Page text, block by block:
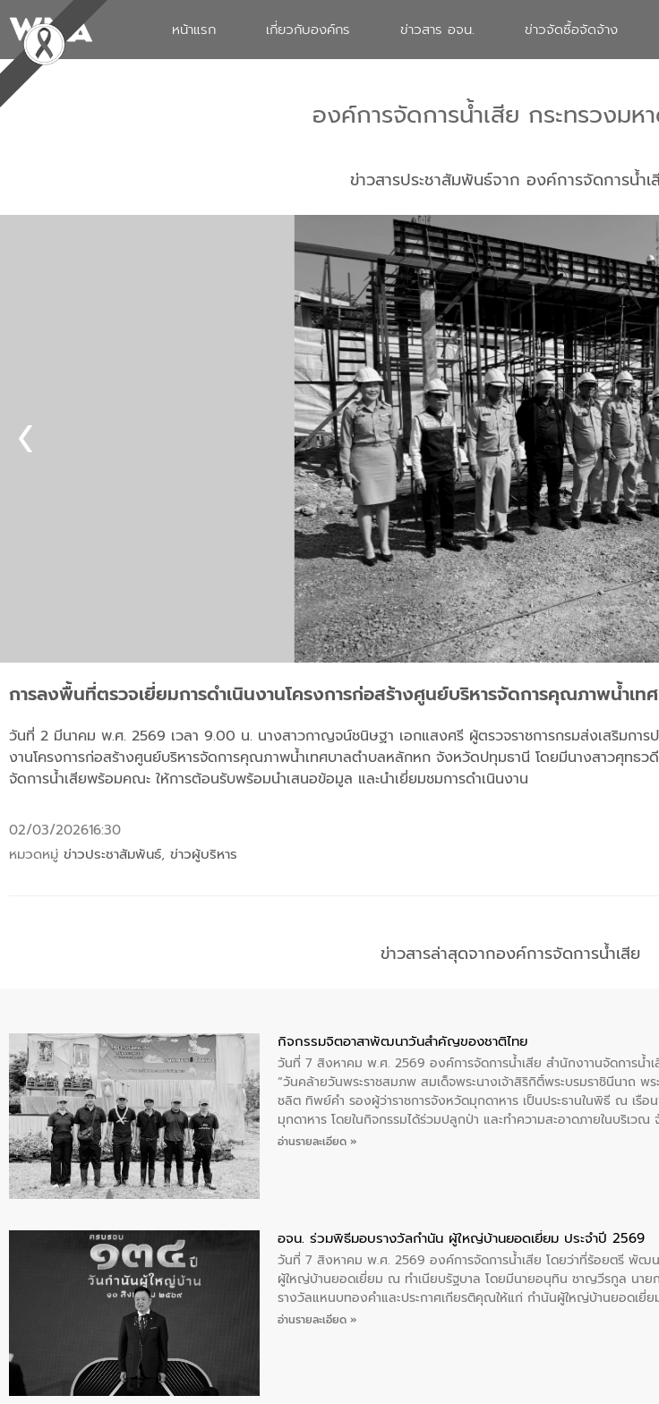
หน้าแรก เกี่ยวกับองค์กร ข่าวสาร อจน. ข่าวจัดซื้อจัดจ้าง
องค์การจัดการน้ำเสีย กระทรวงมห
ข่าวสารประชาสัมพันธ์จาก องค์การจัดการน้ำเ
การลงพื้นที่ตรวจเยี่ยมการดำเนินงานโครงการก่อสร้างศูนย์บริหารจัดการคุณภาพน้ำเ
วันที่ 2 มีนาคม พ.ศ. 2569 เวลา 9.00 น. นางสาวกาญจน์ชนิษฐา เอกแสงศรี ผู้ตรวจราชการกรมส่งเสริมกา
งานโครงการก่อสร้างศูนย์บริหารจัดการคุณภาพน้ำเทศบาลตำบลหลักหก จังหวัดปทุมธานี โดยมีนางสาวศุทธว
จัดการน้ำเสียพร้อมคณะ ให้การต้อนรับพร้อมนำเสนอข้อมูล และนำเยี่ยมชมการดำเนินงาน
02/03/202616:30
หมวดหมู่ ข่าวประชาสัมพันธ์, ข่าวผู้บริหาร
ข่าวสารล่าสุดจากองค์การจัดการน้ำเสีย
กิจกรรมจิตอาสาพัฒนาวันสําคัญของชาติไทย
วันที่ 7 สิงหาคม พ.ศ. 2569 องค์การจัดการน้ำเสีย สำนักงาานจัดการน้
“วันคล้ายวันพระราชสมภพ สมเด็จพระนางเจ้าสิริกิติ์พระบรมราชินีนาถ
ชลิต ทิพย์คำ รองผู้ว่าราชการจังหวัดมุกดาหาร เป็นประธานในพิธี ณ เรือ
มุกดาหาร โดยในกิจกรรมได้ร่วมปลูกป่า และทําความสะอาดภายในบริเว
พระบรมราชินีนาถ พระบรมราชชนนีพันปีหลวง พร้อมถวายสัจปฏิญาณ ทำ
อ่านรายละเอียด »
อจน. ร่วมพิธีมอบรางวัลกำนัน ผู้ใหญ่บ้านยอดเยี่ยม ประจำปี 2569
วันที่ 7 สิงหาคม พ.ศ. 2569 องค์การจัดการน้ำเสีย โดยว่าที่ร้อยตรี พั
ผู้ใหญ่บ้านยอดเยี่ยม ณ ทำเนียบรัฐบาล โดยมีนายอนุทิน ชาญวีรกูล นายก
รางวัลแหนบทองคำและประกาศเกียรติคุณให้แก่ กำนันผู้ใหญ่บ้านยอดเยี่
อ่านรายละเอียด »